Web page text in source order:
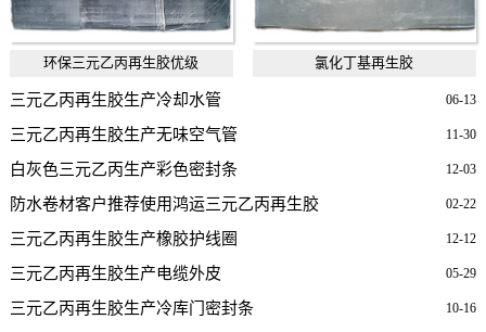
环保三元乙丙再生胶优级 氯化丁基再生胶
06-13
三元乙丙再生胶生产冷却水管
11-30
三元乙丙再生胶生产无味空气管
12-03
白灰色三元乙丙生产彩色密封条
02-22
防水卷材客户推荐使用鸿运三元乙丙再生胶
12-12
三元乙丙再生胶生产橡胶护线圈
05-29
三元乙丙再生胶生产电缆外皮
10-16
三元乙丙再生胶生产冷库门密封条